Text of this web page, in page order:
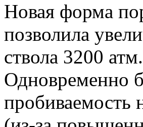
Новая форма
позволила
ствола 3200
Одновременно
пробиваемость